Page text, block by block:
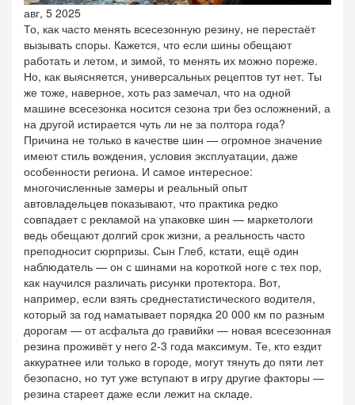
авг, 5 2025
То, как часто менять всесезонную резину, не перестаёт
вызывать споры. Кажется, что если шины обещают
работать и летом, и зимой, то менять их можно пореже.
Но, как выясняется, универсальных рецептов тут нет. Ты
же тоже, наверное, хоть раз замечал, что на одной
машине всесезонка носится сезона три без осложнений, а
на другой истирается чуть ли не за полтора года?
Причина не только в качестве шин — огромное значение
имеют стиль вождения, условия эксплуатации, даже
особенности региона. И самое интересное:
многочисленные замеры и реальный опыт
автовладельцев показывают, что практика редко
совпадает с рекламой на упаковке шин — маркетологи
ведь обещают долгий срок жизни, а реальность часто
преподносит сюрпризы. Сын Глеб, кстати, ещё один
наблюдатель — он с шинами на короткой ноге с тех пор,
как научился различать рисунки протектора. Вот,
например, если взять среднестатистического водителя,
который за год наматывает порядка 20 000 км по разным
дорогам — от асфальта до гравийки — новая всесезонная
резина проживёт у него 2-3 года максимум. Те, кто ездит
аккуратнее или только в городе, могут тянуть до пяти лет
безопасно, но тут уже вступают в игру другие факторы —
резина стареет даже если лежит на складе.